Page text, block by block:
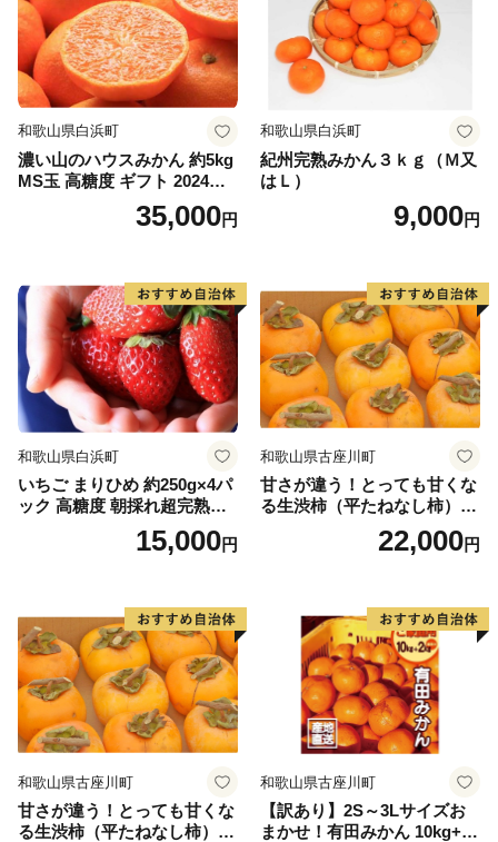
和歌山県白浜町
濃い山のハウスみかん 約5kg
MS玉 高糖度 ギフト 2024年7
35,000円
和歌山県白浜町
紀州完熟みかん３ｋｇ（Ｍ又
はＬ）
9,000円
和歌山県白浜町
いちご まりひめ 約250g×4パ
ック 高糖度 朝採れ超完熟ま
りひめ 1月以降発送分
15,000円
和歌山県古座川町
甘さが違う！とっても甘くな
る生渋柿（平たねなし柿）吊
ップ付約4.5～5kg 約24～30
22,000円
和歌山県古座川町
甘さが違う！とっても甘くな
る生渋柿（平たねなし柿）吊
和歌山県古座川町
【訳あり】2S～3Lサイズお
まかせ！有田みかん 10kg+2k